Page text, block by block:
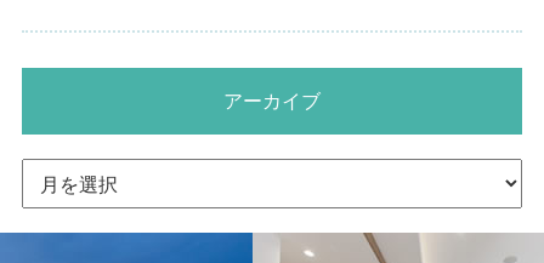
アーカイブ
カ
イ